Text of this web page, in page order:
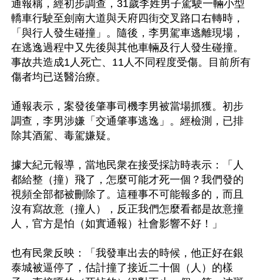
通報稱，經初步調查，31歲李姓男子駕駛一輛小型
轎車行駛至劍南大道與天府四街交叉路口右轉時，
「與行人發生碰撞」。隨後，李男駕車逃離現場，
在逃逸過程中又先後與其他車輛及行人發生碰撞。
事故共造成1人死亡、11人不同程度受傷。目前所有
傷者均已送醫治療。
通報表示，案發後肇事司機李男被當場抓獲。初步
調查，李男涉嫌「交通肇事逃逸」。經檢測，已排
除其酒駕、毒駕嫌疑。
據大紀元報導，當地民衆在接受採訪時表示：「人
都給整（撞）飛了，怎麼可能才死一個？我們發的
視頻全部都被刪除了。這種事不可能報多的，而且
沒有寫故意（撞人），反正我們怎麼看都是故意撞
人，官方是怕（如實通報）社會影響不好！」
也有民衆反映：「我發車出去的時候，他正好在銀
泰城被逼停了，估計撞了接近二十個（人）的樣